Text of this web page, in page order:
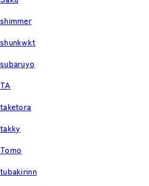
shimmer
shunkwkt
subaruyo
TA
taketora
takky
Tomo
tubakirinn